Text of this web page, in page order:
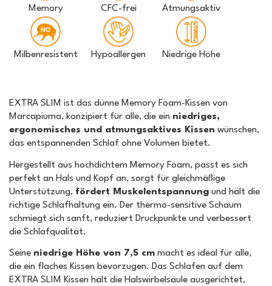
Memory CFC-frei Atmungsaktiv
Milbenresistent Hypoallergen Niedrige Höhe
EXTRA SLIM ist das dünne Memory Foam-Kissen von
Marcapiuma, konzipiert für alle, die ein niedriges,
ergonomisches und atmungsaktives Kissen wünschen,
das entspannenden Schlaf ohne Volumen bietet.
Hergestellt aus hochdichtem Memory Foam, passt es sich
perfekt an Hals und Kopf an, sorgt für gleichmäßige
Unterstützung, fördert Muskelentspannung und hält die
richtige Schlafhaltung ein. Der thermo-sensitive Schaum
schmiegt sich sanft, reduziert Druckpunkte und verbessert
die Schlafqualität.
Seine niedrige Höhe von 7,5 cm macht es ideal für alle,
die ein flaches Kissen bevorzugen. Das Schlafen auf dem
EXTRA SLIM Kissen hält die Halswirbelsäule ausgerichtet,